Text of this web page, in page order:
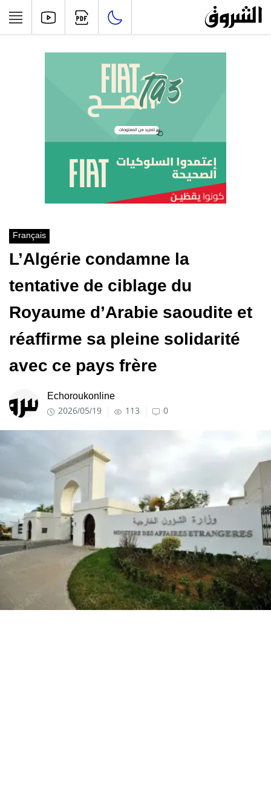
Français
L’Algérie condamne la
tentative de ciblage du
Royaume d’Arabie saoudite et
réaffirme sa pleine solidarité
avec ce pays frère
Echoroukonline
2026/05/19 113 0